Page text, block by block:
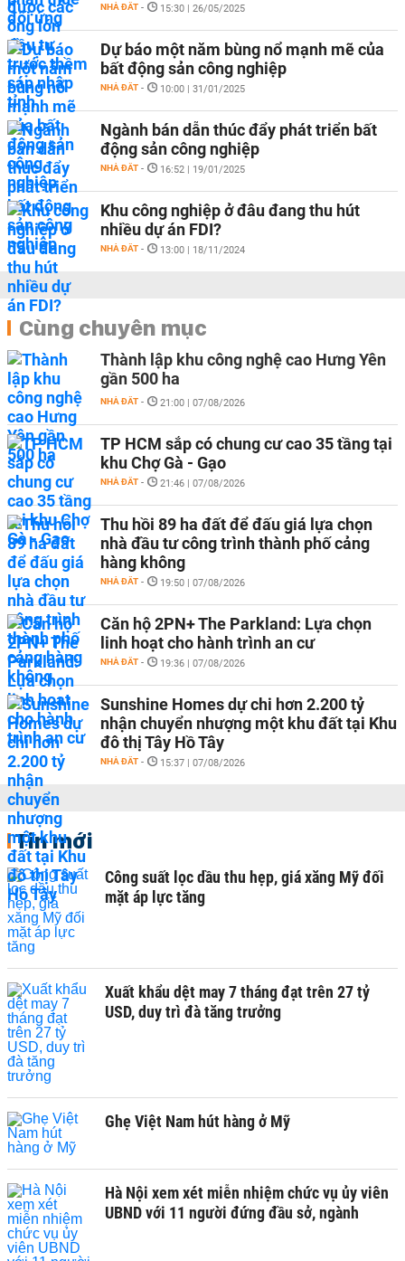
NHÀ ĐẤT - 15:30 | 26/05/2025
Dự báo một năm bùng nổ mạnh mẽ của
bất động sản công nghiệp
NHÀ ĐẤT - 10:00 | 31/01/2025
Ngành bán dẫn thúc đẩy phát triển bất
động sản công nghiệp
NHÀ ĐẤT - 16:52 | 19/01/2025
Khu công nghiệp ở đâu đang thu hút
nhiều dự án FDI?
NHÀ ĐẤT - 13:00 | 18/11/2024
Cùng chuyên mục
Thành lập khu công nghệ cao Hưng Yên
gần 500 ha
NHÀ ĐẤT - 21:00 | 07/08/2026
TP HCM sắp có chung cư cao 35 tầng tại
khu Chợ Gà - Gạo
NHÀ ĐẤT - 21:46 | 07/08/2026
Thu hồi 89 ha đất để đấu giá lựa chọn
nhà đầu tư công trình thành phố cảng
hàng không
NHÀ ĐẤT - 19:50 | 07/08/2026
Căn hộ 2PN+ The Parkland: Lựa chọn
linh hoạt cho hành trình an cư
NHÀ ĐẤT - 19:36 | 07/08/2026
Sunshine Homes dự chi hơn 2.200 tỷ
nhận chuyển nhượng một khu đất tại Khu
đô thị Tây Hồ Tây
NHÀ ĐẤT - 15:37 | 07/08/2026
Tin mới
Công suất lọc dầu thu hẹp, giá xăng Mỹ đối
mặt áp lực tăng
Xuất khẩu dệt may 7 tháng đạt trên 27 tỷ
USD, duy trì đà tăng trưởng
Ghẹ Việt Nam hút hàng ở Mỹ
Hà Nội xem xét miễn nhiệm chức vụ ủy viên
UBND với 11 người đứng đầu sở, ngành